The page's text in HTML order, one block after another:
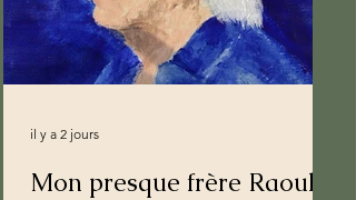
Mon presque frère Raoul
il y a 2 jours